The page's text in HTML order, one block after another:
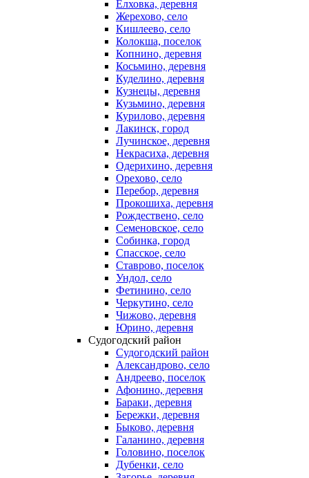
Елховка, деревня
Жерехово, село
Кишлеево, село
Колокша, поселок
Копнино, деревня
Косьмино, деревня
Куделино, деревня
Кузнецы, деревня
Кузьмино, деревня
Курилово, деревня
Лакинск, город
Лучинское, деревня
Некрасиха, деревня
Одерихино, деревня
Орехово, село
Перебор, деревня
Прокошиха, деревня
Рождествено, село
Семеновское, село
Собинка, город
Спасское, село
Ставрово, поселок
Ундол, село
Фетинино, село
Черкутино, село
Чижово, деревня
Юрино, деревня
Судогодский район
Судогодский район
Александрово, село
Андреево, поселок
Афонино, деревня
Бараки, деревня
Бережки, деревня
Быково, деревня
Галанино, деревня
Головино, поселок
Дубенки, село